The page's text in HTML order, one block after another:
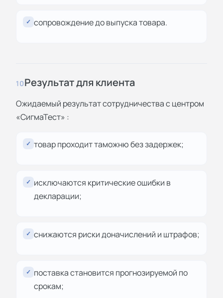
✓ сопровождение до выпуска товара.
10Результат для клиента
Ожидаемый результат сотрудничества с центром
«СигмаТест» :
✓ товар проходит таможню без задержек;
✓ исключаются критические ошибки в
декларации;
✓ снижаются риски доначислений и штрафов;
✓ поставка становится прогнозируемой по
срокам;